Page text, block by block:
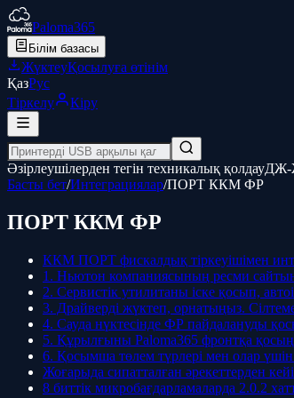
Paloma365
Білім базасы
ЖүктеуҚосылуға өтінім
ҚазРус
Тіркелу
Кіру
Әзірлеушілерден тегін техникалық қолдауДЖ-
Басты бет/Интеграциялар/ПОРТ ККМ ФР
ПОРТ ККМ ФР
ККМ ПОРТ фискалдық тіркеуішімен
1. Ньютон компаниясының ресми
2. Сервистік утилитаны іске қосып,
3. Драйверді жүктеп, орнатыңыз.
4. Сауда нүктесінде ФР пайдалануды
5. Құрылғыны Paloma365 фронтқа
6. Қосымша төлем түрлері мен олар
Жоғарыда сипатталған әрекеттерден
8 биттік микробағдарламаларда 2.0.2